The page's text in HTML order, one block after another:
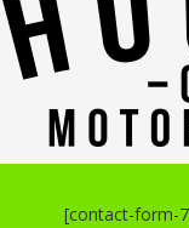
[contact-form-